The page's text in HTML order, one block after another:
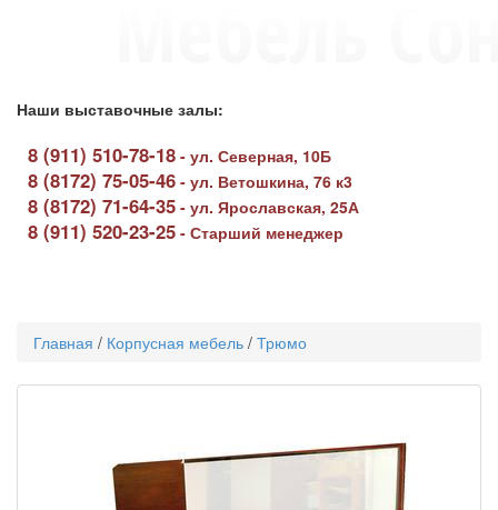
Наши выставочные залы:
8 (911) 510-78-18 - ул. Северная, 10Б
8 (8172) 75-05-46 - ул. Ветошкина, 76 к3
8 (8172) 71-64-35 - ул. Ярославская, 25А
8 (911) 520-23-25 - Старший менеджер
Главная / Корпусная мебель / Трюмо